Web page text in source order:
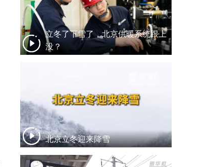
立冬了下雪了，北京供暖系统跟上
没？
北京立冬迎来降雪